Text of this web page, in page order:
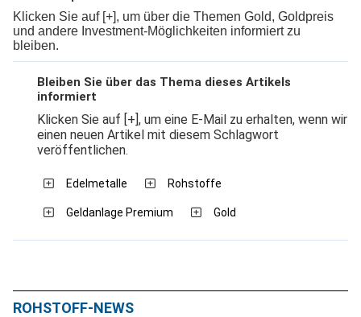
Klicken Sie auf [+], um über die Themen Gold, Goldpreis
und andere Investment-Möglichkeiten informiert zu
bleiben.
Bleiben Sie über das Thema dieses Artikels
informiert
Klicken Sie auf [+], um eine E-Mail zu erhalten, wenn wir
einen neuen Artikel mit diesem Schlagwort
veröffentlichen.
Edelmetalle Rohstoffe
Geldanlage Premium Gold
ROHSTOFF-NEWS